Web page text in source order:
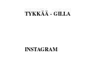
TYKKÄÄ - GILLA
INSTAGRAM